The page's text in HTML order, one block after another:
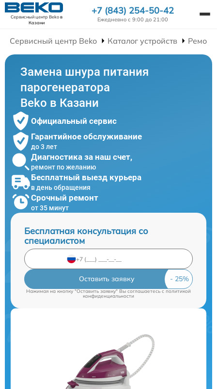
Сервисный центр Bekoв
Казани
+7 (843) 254-50-42
Ежедневно с 9:00 до 21:00
Сервисный центр Beko Каталог устройств
Замена шнура питания
парогенератора
Beko в Казани
Официальный сервис
Гарантийное обслуживание
до 3 лет
Диагностика за наш счет,
ремонт по желанию
Бесплатный выезд курьера
в день обращения
Срочный ремонт
от 35 минут
Бесплатная консультация со
специалистом
Оставить заявку
Нажимая на кнопку "Оставить заявку" Вы соглашаетесь c политикой
конфиденциальности